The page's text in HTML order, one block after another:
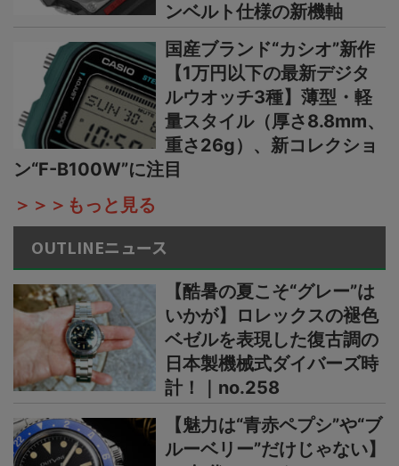
ンベルト仕様の新機軸
国産ブランド“カシオ”新作
【1万円以下の最新デジタ
ルウオッチ3種】薄型・軽
量スタイル（厚さ8.8mm、
重さ26g）、新コレクショ
ン“F-B100W”に注目
＞＞＞もっと見る
OUTLINEニュース
【酷暑の夏こそ“グレー”は
いかが】ロレックスの褪色
ベゼルを表現した復古調の
日本製機械式ダイバーズ時
計！｜no.258
【魅力は“青赤ペプシ”や“ブ
ルーベリー”だけじゃない】